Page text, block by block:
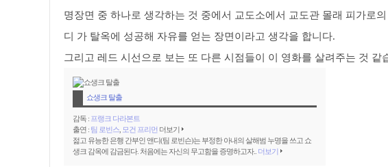
명장면 중 하나로 생각하는 것 중에서 교도소에서 교도관 몰래 피가로
디 가 탈옥에 성공해 자유를 얻는 장면이라고 생각을 합니다.
그리고 레드 시선으로 보는 또 다른 시점들이 이 영화를 살려주는 것 같
쇼생크 탈출
감독 : 프랭크 다라본트
출연 : 팀 로빈스 모건 프리먼 더보기
젊고 유능한 은행 간부인 앤디(팀 로빈슨)는 부정한 아내의 살해범 누명을 쓰고 쇼
생크 감옥에 감금된다. 처음에는 자신의 무고함을 증명하고자.. 더보기